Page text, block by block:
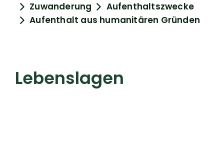
Zuwanderung
Aufenthaltszwecke
Aufenthalt aus humanitären Gründen
Lebenslagen